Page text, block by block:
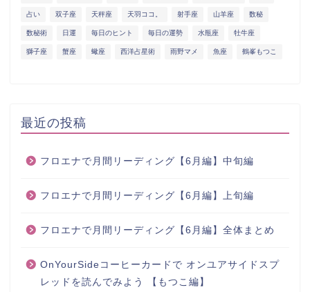
占い 双子座 天秤座 天羽ココ。 射手座 山羊座 数秘
数秘術 日運 毎日のヒント 毎日の運勢 水瓶座 牡牛座
獅子座 蟹座 蠍座 西洋占星術 雨野マメ 魚座 鶴峯もつこ
最近の投稿
フロエナで月間リーディング【6月編】中旬編
フロエナで月間リーディング【6月編】上旬編
フロエナで月間リーディング【6月編】全体まとめ
OnYourSideコーヒーカードで オンユアサイドスプ
レッドを読んでみよう 【もつこ編】